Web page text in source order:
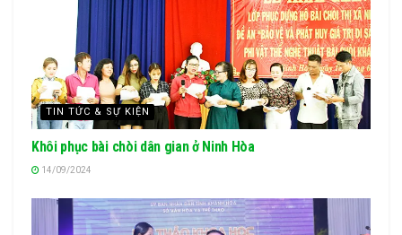
TIN TỨC & SỰ KIỆN
Khôi phục bài chòi dân gian ở Ninh Hòa
14/09/2024